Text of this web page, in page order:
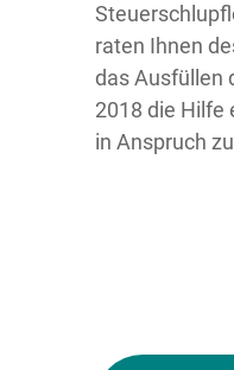
raten Ihnen
das Ausfüllen
2018 die Hilfe
in Anspruch